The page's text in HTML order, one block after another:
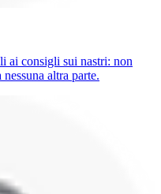
ai consigli sui nastri: non
altra parte.